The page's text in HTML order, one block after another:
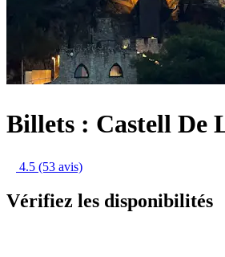
Billets : Castell De
4.5 (53 avis)
Vérifiez les disponibilités